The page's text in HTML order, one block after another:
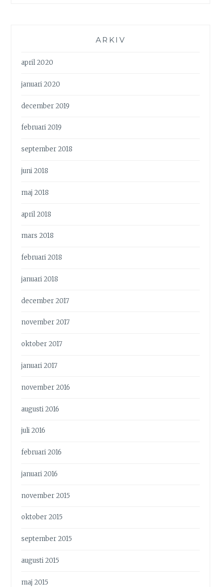
ARKIV
april 2020
januari 2020
december 2019
februari 2019
september 2018
juni 2018
maj 2018
april 2018
mars 2018
februari 2018
januari 2018
december 2017
november 2017
oktober 2017
januari 2017
november 2016
augusti 2016
juli 2016
februari 2016
januari 2016
november 2015
oktober 2015
september 2015
augusti 2015
maj 2015